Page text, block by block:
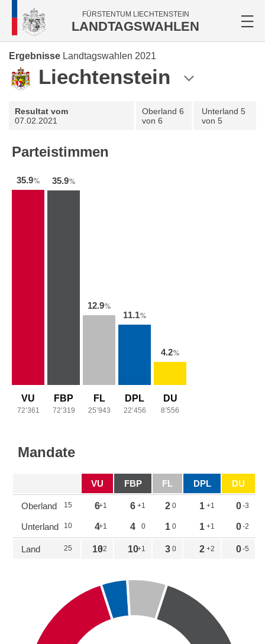
FÜRSTENTUM LIECHTENSTEIN
LANDTAGSWAHLEN
Ergebnisse Landtagswahlen 2021
Liechtenstein
Resultat vom
07.02.2021
Oberland 6
von 6
Unterland 5
von 5
Parteistimmen
35.9%
VU
72’361
35.9%
FBP
72’319
12.9%
FL
25’943
11.1%
DPL
22’456
4.2%
DU
8’556
Mandate
VU FBP FL DPL DU
Oberland 15 6+1 6 +1 2 0 1 +1 0-3
Unterland 10 4+1 4 0 1 0 1 +1 0-2
Land 25 10+2 10+1 3 0 2 +2 0-5